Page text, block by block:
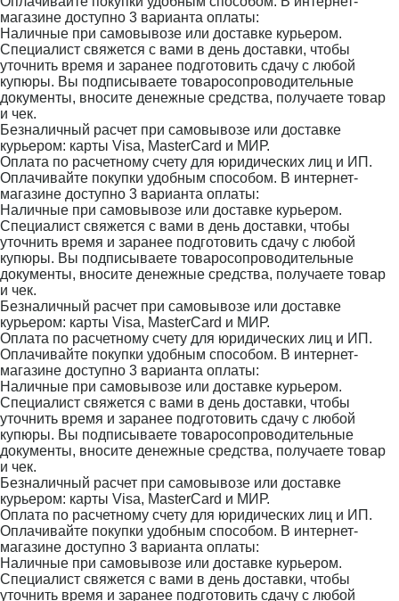
магазине доступно 3 варианта оплаты:
Наличные при самовывозе или доставке курьером.
Специалист свяжется с вами в день доставки, чтобы
уточнить время и заранее подготовить сдачу с любой
купюры. Вы подписываете товаросопроводительные
документы, вносите денежные средства, получаете товар
и чек.
Безналичный расчет при самовывозе или доставке
курьером: карты Visa, MasterCard и МИР.
Оплата по расчетному счету для юридических лиц и ИП.
Оплачивайте покупки удобным способом. В интернет-
магазине доступно 3 варианта оплаты:
Наличные при самовывозе или доставке курьером.
Специалист свяжется с вами в день доставки, чтобы
уточнить время и заранее подготовить сдачу с любой
купюры. Вы подписываете товаросопроводительные
документы, вносите денежные средства, получаете товар
и чек.
Безналичный расчет при самовывозе или доставке
курьером: карты Visa, MasterCard и МИР.
Оплата по расчетному счету для юридических лиц и ИП.
Оплачивайте покупки удобным способом. В интернет-
магазине доступно 3 варианта оплаты:
Наличные при самовывозе или доставке курьером.
Специалист свяжется с вами в день доставки, чтобы
уточнить время и заранее подготовить сдачу с любой
купюры. Вы подписываете товаросопроводительные
документы, вносите денежные средства, получаете товар
и чек.
Безналичный расчет при самовывозе или доставке
курьером: карты Visa, MasterCard и МИР.
Оплата по расчетному счету для юридических лиц и ИП.
Оплачивайте покупки удобным способом. В интернет-
магазине доступно 3 варианта оплаты:
Наличные при самовывозе или доставке курьером.
Специалист свяжется с вами в день доставки, чтобы
уточнить время и заранее подготовить сдачу с любой